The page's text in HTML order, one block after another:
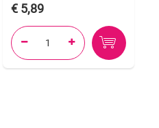
5,89
 